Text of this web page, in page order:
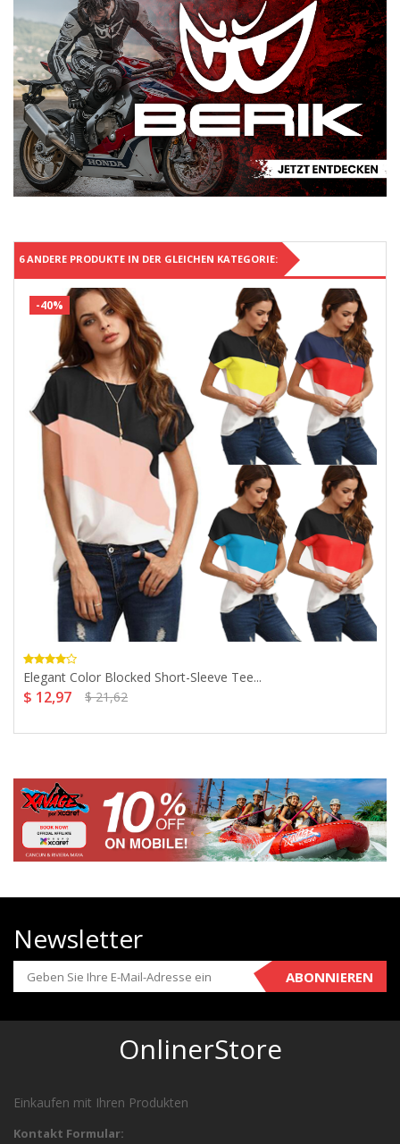
6 ANDERE PRODUKTE IN DER GLEICHEN KATEGORIE:
-40%
Elegant Color Blocked Short-Sleeve Tee...
$ 12,97 $ 21,62
Newsletter
ABONNIEREN
OnlinerStore
Einkaufen mit Ihren Produkten
Kontakt Formular: